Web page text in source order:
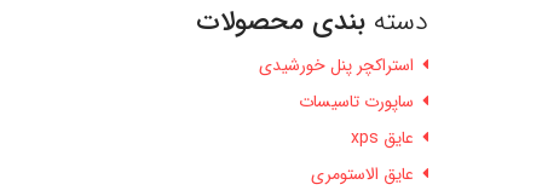
دسته بندی محصولات
استراکچر پنل خورشیدی
ساپورت تاسیسات
عایق xps
عایق الاستومری